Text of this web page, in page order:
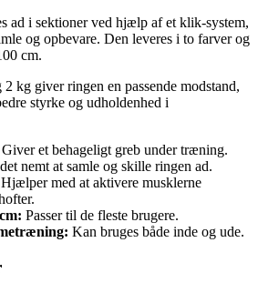
ad i sektioner ved hjælp af et klik-system,
og opbevare. Den leveres i to farver og
cm.
kg giver ringen en passende modstand,
styrke og udholdenhed i
Giver et behageligt greb under træning.
nemt at samle og skille ringen ad.
Hjælper med at aktivere musklerne
Passer til de fleste brugere.
Kan bruges både inde og ude.